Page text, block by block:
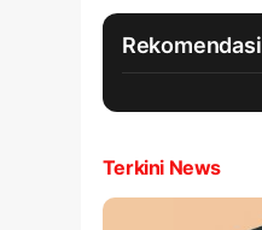
Rekomendasi
Terkini News